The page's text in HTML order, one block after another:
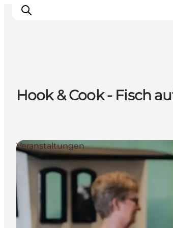
Urlaubsorte
Inspiration
Mach deine Urlaubsplanung
Hook & Cook - Fisch
Veranstaltungen